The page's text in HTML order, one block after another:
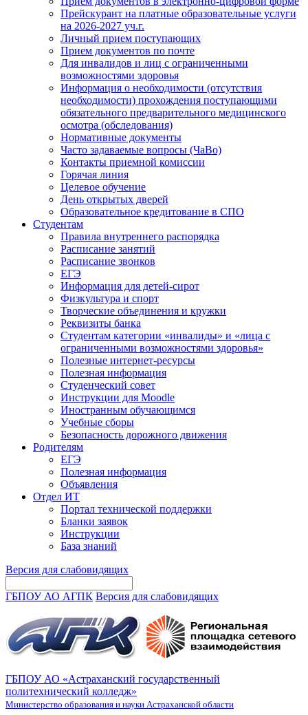
Прейскурант на платные образовательные услуги
на 2026-2027 уч.г.
Личный прием поступающих
Прием документов по почте
Для инвалидов и лиц с ограниченными
возможностями здоровья
Информация о необходимости (отсутствия
необходимости) прохождения поступающими
обязательного предварительного медицинского
осмотра (обследования)
Нормативные документы
Часто задаваемые вопросы (ЧаВо)
Контакты приемной комиссии
Горячая линия
Целевое обучение
День открытых дверей
Образовательное кредитование в СПО
Студентам
Правила внутреннего распорядка
Расписание занятий
Расписание звонков
ЕГЭ
Информация для детей-сирот
Физкультура и спорт
Творческие объединения и кружки
Реквизиты банка
Студентам категории «инвалиды» и «лица с
ограниченными возможностями здоровья»
Полезные интернет-ресурсы
Полезная информация
Студенческий совет
Инструкции для Moodle
Иностранным обучающимся
Учебные сборы
Безопасность дорожного движения
Родителям
ЕГЭ
Полезная информация
Объявления
Отдел ИТ
Портал технической поддержки
Бланки заявок
Инструкции
База знаний
Версия для слабовидящих
ГБПОУ АО АГПК Версия для слабовидящих
ГБПОУ АО «Астраханский государственный
политехнический колледж»
Министерство образования и науки Астраханской области